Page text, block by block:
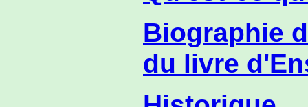
Biographie
du livre